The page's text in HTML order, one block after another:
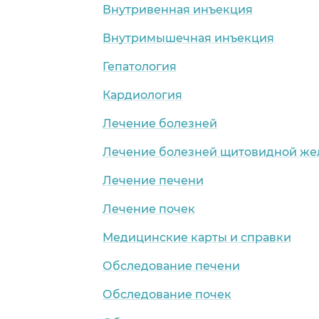
Внутривенная инъекция
Внутримышечная инъекция
Гепатология
Кардиология
Лечение болезней
Лечение болезней щитовидной
Лечение печени
Лечение почек
Медицинские карты и справки
Обследование печени
Обследование почек